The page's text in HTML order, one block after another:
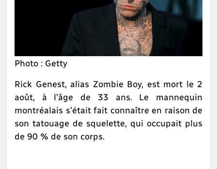
Photo : Getty
Rick Genest, alias Zombie Boy, est mort le 2
août, à l’âge de 33 ans. Le mannequin
montréalais s’était fait connaître en raison de
son tatouage de squelette, qui occupait plus
de 90 % de son corps.